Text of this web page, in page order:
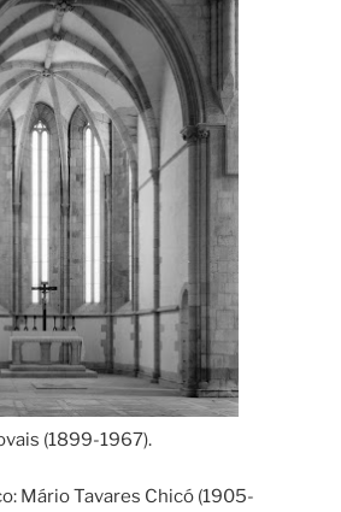
(1899-1967).
Mário Tavares Chicó (1905-